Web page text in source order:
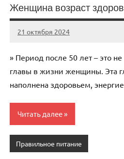
Женщина возраст
21 октября 2024
immo_navi_ru
Нет
» Период после 50 лет – это
главы в жизни женщины. Эта
наполнена здоровьем,
Читать далее
Правильное питание